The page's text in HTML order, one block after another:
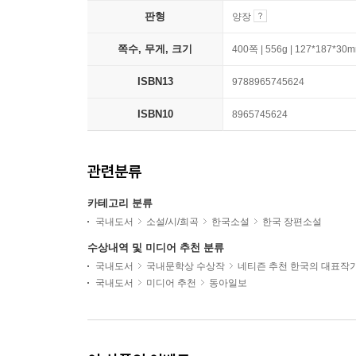
판형 양장
쪽수, 무게, 크기 400쪽 | 556g |
ISBN13 9788965745624
ISBN10 8965745624
관련분류
카테고리 분류
국내도서 소설/시/희곡 한국소설 한국 장편소설
수상내역 및 미디어 추천 분류
국내도서 국내문학상 수상작
네티즌 추천 한국의 대표작
국내도서
미디어 추천 동아일보